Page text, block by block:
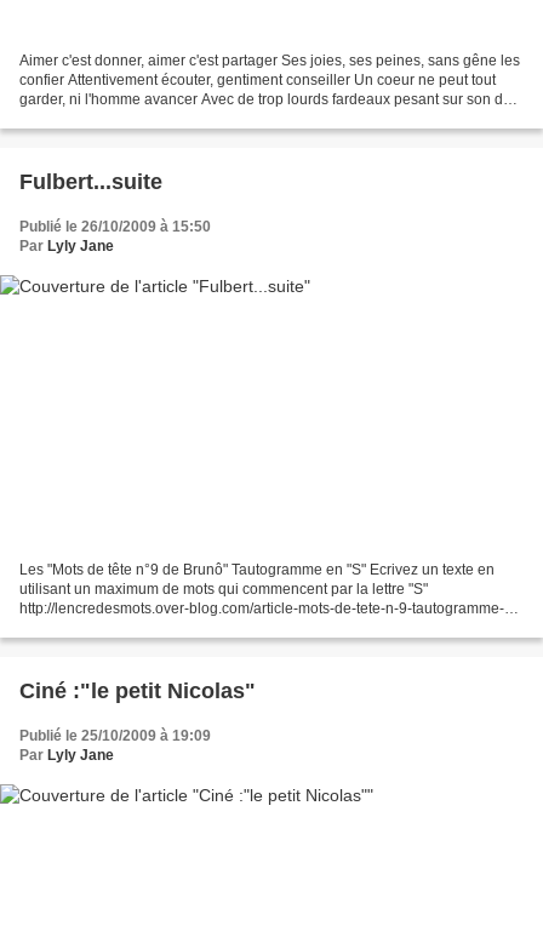
Aimer c'est donner, aimer c'est partager Ses joies, ses peines, sans gêne les
confier Attentivement écouter, gentiment conseiller Un coeur ne peut tout
garder, ni l'homme avancer Avec de trop lourds fardeaux pesant sur son dos.
Fulbert...suite
Publié le 26/10/2009 à 15:50
Par Lyly Jane
Les "Mots de tête n°9 de Brunô" Tautogramme en "S" Ecrivez un texte en
utilisant un maximum de mots qui commencent par la lettre "S"
http://lencredesmots.over-blog.com/article-mots-de-tete-n-9-tautogramme-
Ciné :"le petit Nicolas"
Publié le 25/10/2009 à 19:09
Par Lyly Jane